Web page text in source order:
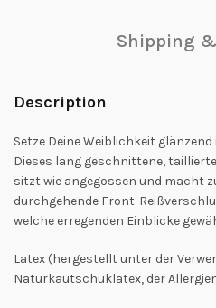
Shipping
Description
Setze Deine Weiblichkeit glänzend
Dieses lang geschnittene,
sitzt wie angegossen und macht
durchgehende Front-
welche erregenden Einblicke
Latex (hergestellt unter der
Naturkautschuklatex, der